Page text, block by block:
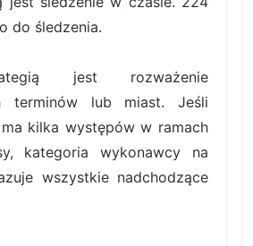
do śledzenia.
jest rozważenie
terminów lub miast. Jeśli
kilka występów w ramach
kategoria wykonawcy na
wszystkie nadchodzące